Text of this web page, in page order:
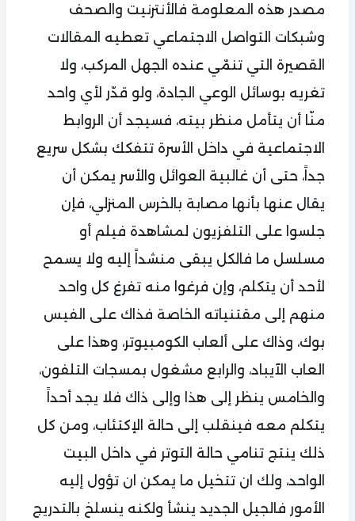
مصدر هذه المعلومة فالأنترنيت والصحف
وشبكات التواصل الاجتماعي تعطيه المقالات
القصيرة التي تنمّي عنده الجهل المركب، ولا
تغريه بوسائل الوعي الجادة، ولو قدّر لأي واحد
منّا أن يتأمل منظر بيته، فسيجد أن الروابط
الاجتماعية في داخل الأسرة تتفكك بشكل سريع
جداً، حتى أن غالبية العوائل والأسر يمكن أن
يقال عنها بأنها مصابة بالخرس المنزلي، فإن
جلسوا على التلفزيون لمشاهدة فيلم أو
مسلسل ما فالكل يبقى منشداً إليه ولا يسمح
لأحد أن يتكلم، وإن فرغوا منه تفرغ كل واحد
منهم إلى مقتنياته الخاصة فذاك على الفيس
بوك، وذاك على ألعاب الكومبيوتر، وهذا على
العاب الآيباد، والرابع مشغول بمسجات التلفون،
والخامس ينظر إلى هذا وإلى ذاك فلا يجد أحداً
يتكلم معه فينقلب إلى حالة الإكتئاب، ومن كل
ذلك ينتج تنامي حالة التوتر في داخل البيت
الواحد، ولك ان تتخيل ما يمكن ان تؤول إليه
الأمور فالجيل الجديد ينشأ ولكنه ينسلخ بالتدريج